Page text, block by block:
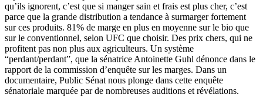
qu’ils ignorent, c’est que si manger sain et frais est plus cher, c’est
parce que la grande distribution a tendance à surmarger fortement
sur ces produits. 81% de marge en plus en moyenne sur le bio que
sur le conventionnel, selon UFC que choisir. Des prix chers, qui ne
profitent pas non plus aux agriculteurs. Un système
“perdant/perdant”, que la sénatrice Antoinette Guhl dénonce dans le
rapport de la commission d’enquête sur les marges. Dans un
documentaire, Public Sénat nous plonge dans cette enquête
sénatoriale marquée par de nombreuses auditions et révélations.